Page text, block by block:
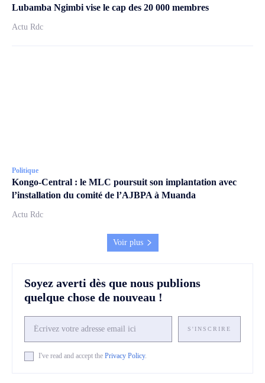
Lubamba Ngimbi vise le cap des 20 000 membres
Actu Rdc
Politique
Kongo-Central : le MLC poursuit son implantation avec
l’installation du comité de l’AJBPA à Muanda
Actu Rdc
Voir plus
Soyez averti dès que nous publions
quelque chose de nouveau !
S'INSCRIRE
I've read and accept the Privacy Policy.